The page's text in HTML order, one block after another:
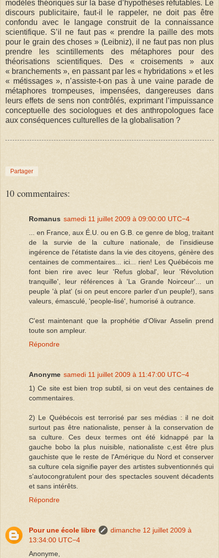
modèles théoriques sur la base d’hypothèses réfutables. Le
discours publicitaire, faut-il le rappeler, ne doit pas être
confondu avec le langage construit de la connaissance
scientifique. S’il ne faut pas « prendre la paille des mots
pour le grain des choses » (Leibniz), il ne faut pas non plus
prendre les scintillements des métaphores pour des
théorisations scientifiques. Des « croisements » aux
« branchements », en passant par les « hybridations » et les
« métissages », n’assiste-t-on pas à une vaine parade de
métaphores trompeuses, impensées, dangereuses dans
leurs effets de sens non contrôlés, exprimant l’impuissance
conceptuelle des sociologues et des anthropologues face
aux conséquences culturelles de la globalisation ?
Partager
10 commentaires:
Romanus samedi 11 juillet 2009 à 09:00:00 UTC−4
... en France, aux É.U. ou en G.B. ce genre de blog, traitant
de la survie de la culture nationale, de l'insidieuse
ingérence de l'étatiste dans la vie des citoyens, génère des
centaines de commentaires... ici... rien! Les Québécois me
font bien rire avec leur 'Refus global', leur 'Révolution
tranquille', leur références à 'La Grande Noirceur'... un
peuple 'à plat' (si on peut encore parler d'un peuple!), sans
valeurs, émasculé, 'people-lisé', humorisé à outrance.
C'est maintenant que la prophétie d'Olivar Asselin prend
toute son ampleur.
Répondre
Anonyme samedi 11 juillet 2009 à 11:47:00 UTC−4
1) Ce site est bien trop subtil, si on veut des centaines de
commentaires.
2) Le Québécois est terrorisé par ses médias : il ne doit
surtout pas être nationaliste, penser à la conservation de
sa culture. Ces deux termes ont été kidnappé par la
gauche bobo la plus nuisible, nationaliste c,est être plus
gauchiste que le reste de l'Amérique du Nord et conserver
sa culture cela signifie payer des artistes subventionnés qui
s'autocongratulent pour des spectacles souvent décadents
et sans intérêts.
Répondre
Pour une école libre
dimanche 12 juillet 2009 à
13:34:00 UTC−4
Anonyme,